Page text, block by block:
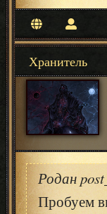
Хранитель
Родан
Пробуем